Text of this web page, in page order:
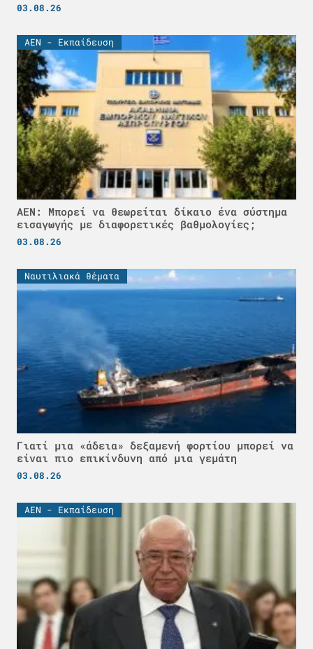
03.08.26
ΑΕΝ - Εκπαίδευση
ΑΕΝ: Μπορεί να θεωρείται δίκαιο ένα σύστημα
εισαγωγής με διαφορετικές βαθμολογίες;
03.08.26
Ναυτιλιακά θέματα
Γιατί μια «άδεια» δεξαμενή φορτίου μπορεί να
είναι πιο επικίνδυνη από μια γεμάτη
03.08.26
ΑΕΝ - Εκπαίδευση